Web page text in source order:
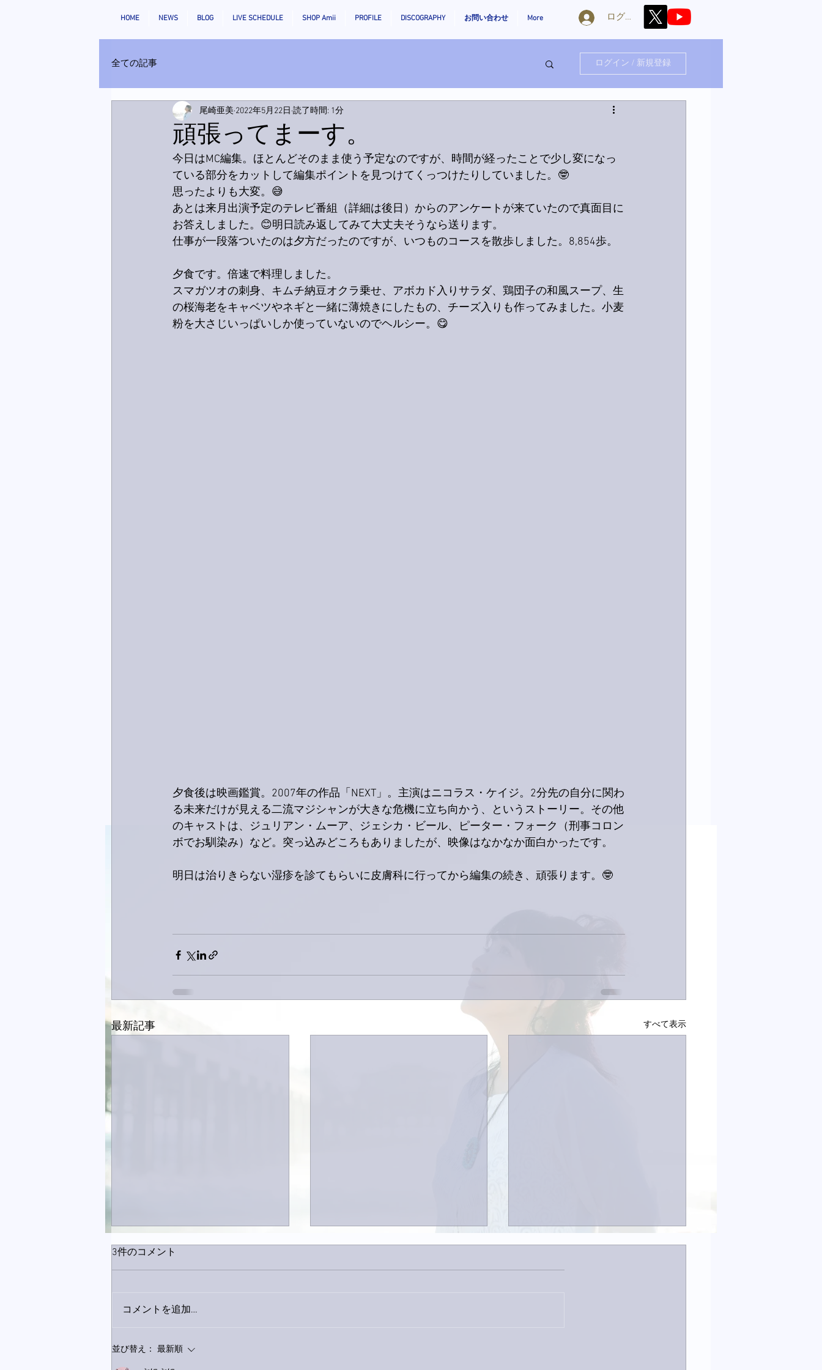
HOME NEWS BLOG LIVE SCHEDULE SHOP Amii PROFILE DISCOGRAPHY お問い合わせ More ログイン
全ての記事 ログイン / 新規登録
頑張ってまーす。
尾崎亜美 2022年5月22日 読了時間: 1分
今日はMC編集。ほとんどそのまま使う予定なのですが、時間が経ったことで少し変になっ
ている部分をカットして編集ポイントを見つけてくっつけたりしていました。🤓
思ったよりも大変。😅
あとは来月出演予定のテレビ番組（詳細は後日）からのアンケートが来ていたので真面目に
お答えしました。😊明日読み返してみて大丈夫そうなら送ります。
仕事が一段落ついたのは夕方だったのですが、いつものコースを散歩しました。8,854歩。
夕食です。倍速で料理しました。
スマガツオの刺身、キムチ納豆オクラ乗せ、アボカド入りサラダ、鶏団子の和風スープ、生
の桜海老をキャベツやネギと一緒に薄焼きにしたもの、チーズ入りも作ってみました。小麦
粉を大さじいっぱいしか使っていないのでヘルシー。😋
夕食後は映画鑑賞。2007年の作品「NEXT」。主演はニコラス・ケイジ。2分先の自分に関わ
る未来だけが見える二流マジシャンが大きな危機に立ち向かう、というストーリー。その他
のキャストは、ジュリアン・ムーア、ジェシカ・ビール、ピーター・フォーク（刑事コロン
ボでお馴染み）など。突っ込みどころもありましたが、映像はなかなか面白かったです。
明日は治りきらない湿疹を診てもらいに皮膚科に行ってから編集の続き、頑張ります。🤓
最新記事 すべて表示
家レコーディング無事終了。
3件のコメント
コメントを追加…
並び替え： 最新順